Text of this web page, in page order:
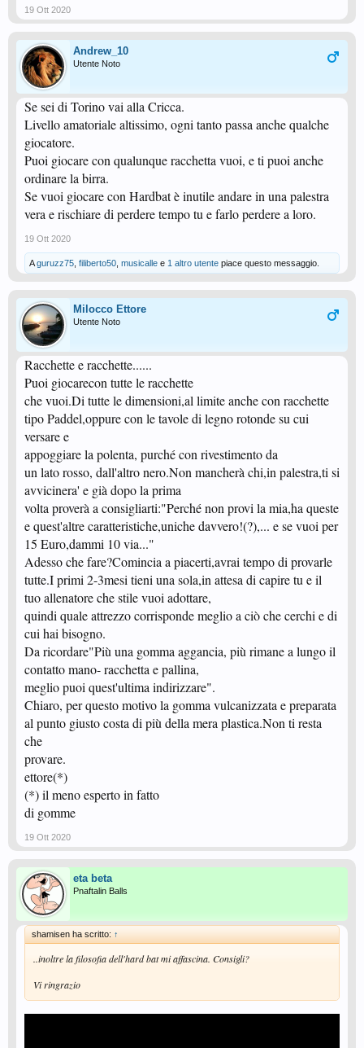
19 Ott 2020
Andrew_10
Utente Noto
Se sei di Torino vai alla Cricca.
Livello amatoriale altissimo, ogni tanto passa anche qualche
giocatore.
Puoi giocare con qualunque racchetta vuoi, e ti puoi anche
ordinare la birra.
Se vuoi giocare con Hardbat è inutile andare in una palestra
vera e rischiare di perdere tempo tu e farlo perdere a loro.
19 Ott 2020
Aguruzz75 filiberto50 musicalle e 1 altro utente piace questo messaggio.
Milocco Ettore
Utente Noto
Racchette e racchette......
Puoi giocarecon tutte le racchette
che vuoi.Di tutte le dimensioni,al limite anche con racchette
tipo Paddel,oppure con le tavole di legno rotonde su cui
versare e
appoggiare la polenta, purché con rivestimento da
un lato rosso, dall'altro nero.Non mancherà chi,in palestra,ti si
avvicinera' e già dopo la prima
volta proverà a consigliarti:"Perché non provi la mia,ha queste
e quest'altre caratteristiche,uniche davvero!(?),... e se vuoi per
15 Euro,dammi 10 via..."
Adesso che fare?Comincia a piacerti,avrai tempo di provarle
tutte.I primi 2-3mesi tieni una sola,in attesa di capire tu e il
tuo allenatore che stile vuoi adottare,
quindi quale attrezzo corrisponde meglio a ciò che cerchi e di
cui hai bisogno.
Da ricordare"Più una gomma aggancia, più rimane a lungo il
contatto mano- racchetta e pallina,
meglio puoi quest'ultima indirizzare".
Chiaro, per questo motivo la gomma vulcanizzata e preparata
al punto giusto costa di più della mera plastica.Non ti resta
che
provare.
ettore(*)
(*) il meno esperto in fatto
di gomme
19 Ott 2020
eta beta
Pnaftalin Balls
shamisen ha scritto: ↑
..inoltre la filosofia dell'hard bat mi affascina. Consigli?
Vi ringrazio